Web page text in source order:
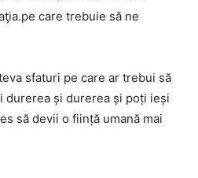
care trebuie să ne
sfaturi pe care ar trebui să
durerea și durerea și poți ieși
să devii o ființă umană mai